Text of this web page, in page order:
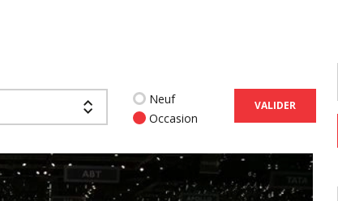
Neuf
Occasion
VALIDER